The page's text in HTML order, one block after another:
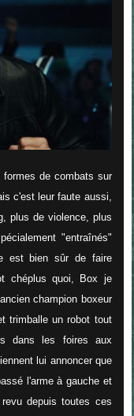
de combats sur
c'est leur faute aussi,
plus de violence, plus
"entraînés"
est bien sûr de faire
chéplus quoi, Box je
champion boxeur
trimballe un robot tout
dans les foires aux
lui annoncer que
l'arme à gauche et
depuis toutes ces